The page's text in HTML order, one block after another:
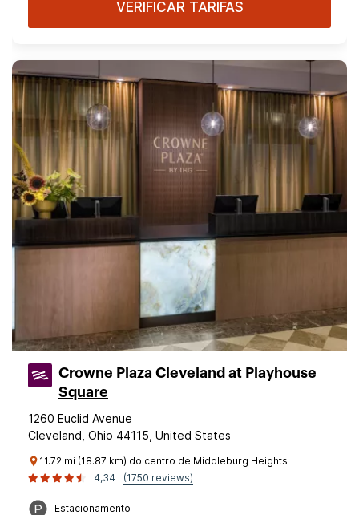
VERIFICAR TARIFAS
Crowne Plaza Cleveland at Playhouse
Square
1260 Euclid Avenue
Cleveland, Ohio 44115, United States
11.72 mi (18.87 km) do centro de Middleburg Heights
4,34
(1750 reviews)
Estacionamento